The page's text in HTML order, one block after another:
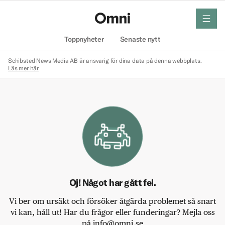
Toppnyheter Senaste nytt
meny
Schibsted News Media AB är ansvarig för dina data på denna webbplats.
Läs mer här
Oj! Något har gått fel.
Vi ber om ursäkt och försöker åtgärda problemet så snart
vi kan, håll ut! Har du frågor eller funderingar? Mejla oss